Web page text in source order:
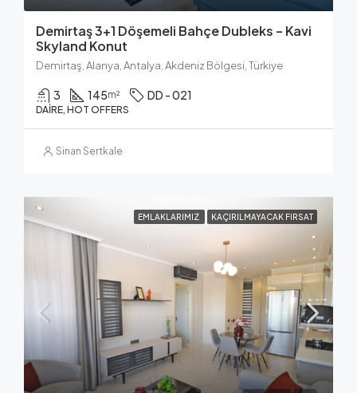
Demirtaş 3+1 Döşemeli Bahçe Dubleks – Kavi
Skyland Konut
Demirtaş, Alanya, Antalya, Akdeniz Bölgesi, Türkiye
3 145m² DD - 021
DAIRE, HOT OFFERS
Sinan Sertkale
EMLAKLARIMIZ KAÇIRILMAYACAK FIRSAT